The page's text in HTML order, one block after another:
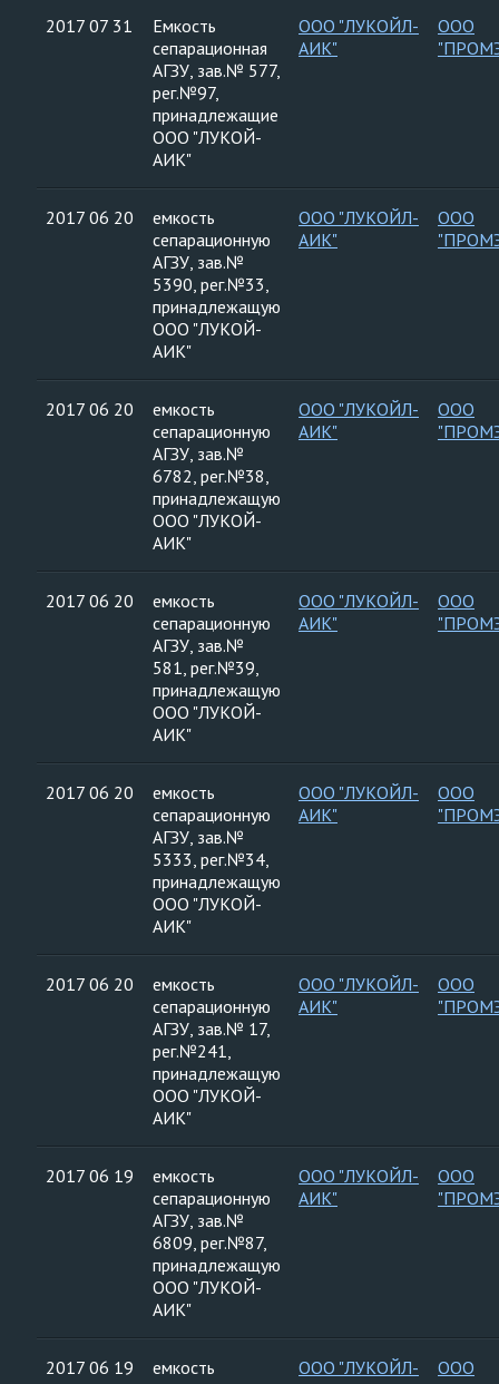
2017 07 31
Емкость
сепарационная
АГЗУ, зав.№ 577,
рег.№97,
принадлежащие
ООО "ЛУКОЙ-
АИК"
ООО "ЛУКОЙЛ-
АИК"
ООО
2017 06 20
емкость
сепарационную
АГЗУ, зав.№
5390, рег.№33,
принадлежащую
ООО "ЛУКОЙ-
АИК"
ООО "ЛУКОЙЛ-
АИК"
ООО
2017 06 20
емкость
сепарационную
АГЗУ, зав.№
6782, рег.№38,
принадлежащую
ООО "ЛУКОЙ-
АИК"
ООО "ЛУКОЙЛ-
АИК"
ООО
2017 06 20
емкость
сепарационную
АГЗУ, зав.№
581, рег.№39,
принадлежащую
ООО "ЛУКОЙ-
АИК"
ООО "ЛУКОЙЛ-
АИК"
ООО
2017 06 20
емкость
сепарационную
АГЗУ, зав.№
5333, рег.№34,
принадлежащую
ООО "ЛУКОЙ-
АИК"
ООО "ЛУКОЙЛ-
АИК"
ООО
2017 06 20
емкость
сепарационную
АГЗУ, зав.№ 17,
рег.№241,
принадлежащую
ООО "ЛУКОЙ-
АИК"
ООО "ЛУКОЙЛ-
АИК"
ООО
2017 06 19
емкость
сепарационную
АГЗУ, зав.№
6809, рег.№87,
принадлежащую
ООО "ЛУКОЙ-
АИК"
ООО "ЛУКОЙЛ-
АИК"
ООО
2017 06 19
емкость
ООО "ЛУКОЙЛ-
ООО